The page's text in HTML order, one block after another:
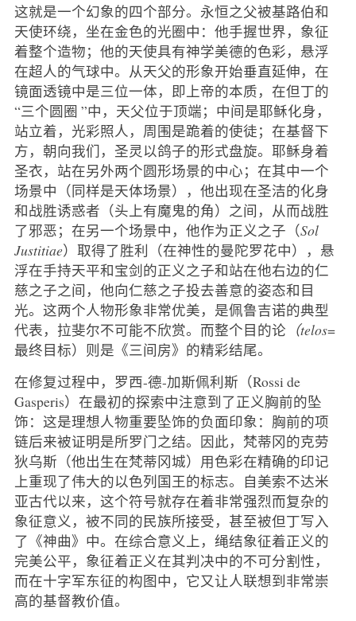
这就是一个幻象的四个部分。永恒之父被基路伯和
天使环绕，坐在金色的光圈中：他手握世界，象征
着整个造物；他的天使具有神学美德的色彩，悬浮
在超人的气球中。从天父的形象开始垂直延伸，在
镜面透镜中是三位一体，即上帝的本质，在但丁的
“三个圆圈 ”中，天父位于顶端；中间是耶稣化身，
站立着，光彩照人，周围是跪着的使徒；在基督下
方，朝向我们，圣灵以鸽子的形式盘旋。耶稣身着
圣衣，站在另外两个圆形场景的中心；在其中一个
场景中（同样是天体场景），他出现在圣洁的化身
和战胜诱惑者（头上有魔鬼的角）之间，从而战胜
了邪恶；在另一个场景中，他作为正义之子（Sol
Justitiae）取得了胜利（在神性的曼陀罗花中），悬
浮在手持天平和宝剑的正义之子和站在他右边的仁
慈之子之间，他向仁慈之子投去善意的姿态和目
光。这两个人物形象非常优美，是佩鲁吉诺的典型
代表，拉斐尔不可能不欣赏。而整个目的论 （telos=
最终目标）则是《三间房》的精彩结尾。
在修复过程中，罗西-德-加斯佩利斯（Rossi de
Gasperis）在最初的探索中注意到了正义胸前的坠
饰：这是理想人物重要坠饰的负面印象：胸前的项
链后来被证明是所罗门之结。因此，梵蒂冈的克劳
狄乌斯（他出生在梵蒂冈城）用色彩在精确的印记
上重现了伟大的以色列国王的标志。自美索不达米
亚古代以来，这个符号就存在着非常强烈而复杂的
象征意义，被不同的民族所接受，甚至被但丁写入
了《神曲》中。在综合意义上，绳结象征着正义的
完美公平，象征着正义在其判决中的不可分割性，
而在十字军东征的构图中，它又让人联想到非常崇
高的基督教价值。